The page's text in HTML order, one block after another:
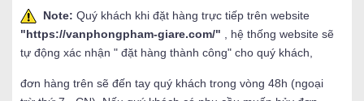
Note: Quý khách khi đặt hàng trực tiếp trên website
"https://vanphongpham-giare.com/"
, hệ thống website sẽ
tự động xác nhận " đặt hàng thành công" cho quý khách,
đơn hàng trên sẽ đến tay quý khách trong vòng 48h (ngoại